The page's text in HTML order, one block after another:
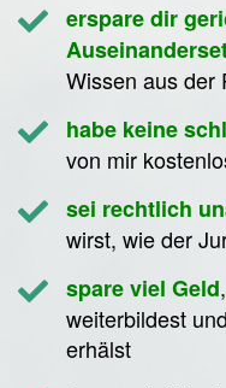
erspare dir
Wissen aus der
habe keine
von mir
sei rechtlich
wirst, wie der
spare viel Geld
weiterbildest
erhälst